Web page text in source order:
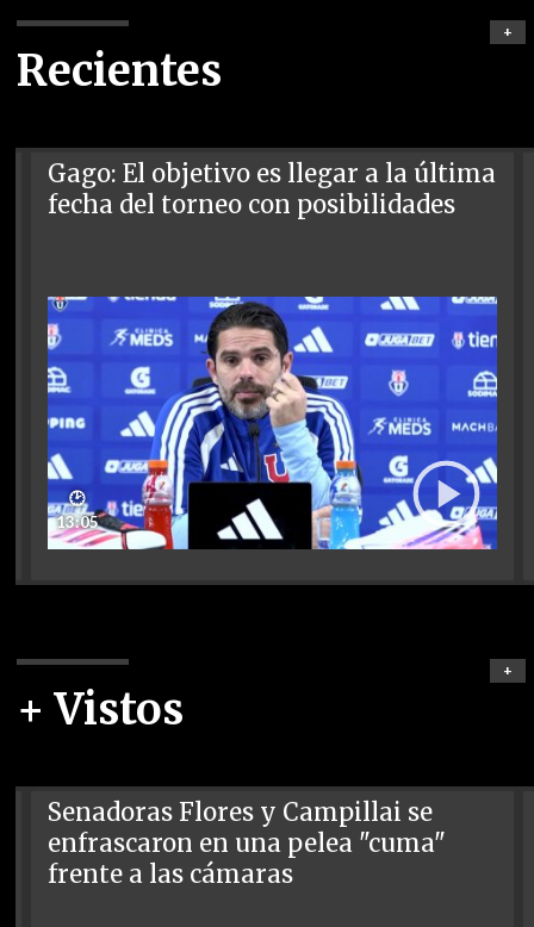
Recientes
+
Gago: El objetivo es llegar a la última
fecha del torneo con posibilidades
🕑
13:05
+ Vistos
+
Senadoras Flores y Campillai se
enfrascaron en una pelea "cuma"
frente a las cámaras